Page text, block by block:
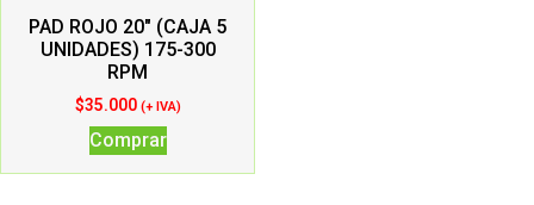
PAD ROJO 20″ (CAJA 5
UNIDADES) 175-300
RPM
$35.000 (+ IVA)
Comprar